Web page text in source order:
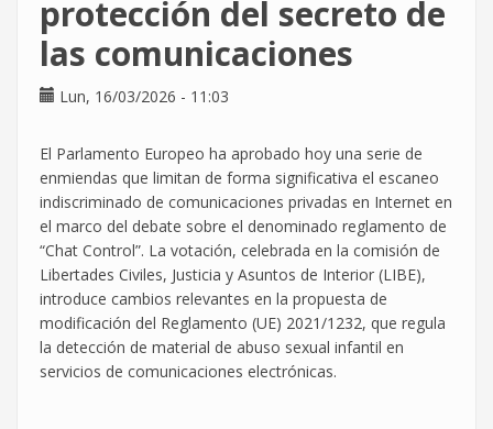
También
lo
dice
la
Nacional.
protección del secreto de
las comunicaciones
Lun, 16/03/2026 - 11:03
El Parlamento Europeo ha aprobado hoy una serie de
enmiendas que limitan de forma significativa el escaneo
indiscriminado de comunicaciones privadas en Internet en
el marco del debate sobre el denominado reglamento de
“Chat Control”. La votación, celebrada en la comisión de
Libertades Civiles, Justicia y Asuntos de Interior (LIBE),
introduce cambios relevantes en la propuesta de
modificación del Reglamento (UE) 2021/1232, que regula
la detección de material de abuso sexual infantil en
servicios de comunicaciones electrónicas.